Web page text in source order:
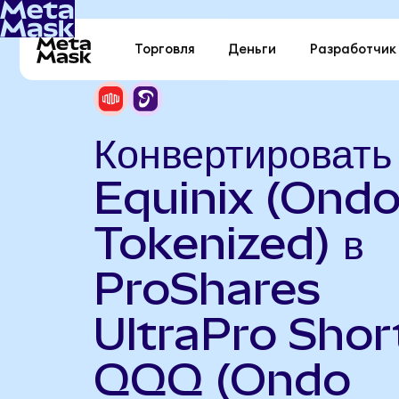
Торговля Деньги Разработчик
Конвертировать
Equinix
Tokenized) в
ProShares
UltraPro
QQQ (Ondo